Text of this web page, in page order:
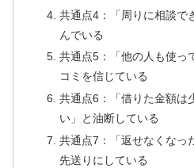
共通点4：「周りに相談で
んでいる
共通点5：「他の人も使っ
コミを信じている
共通点6：「借りた金額は
い」と油断している
共通点7：「返せなくなっ
先送りにしている